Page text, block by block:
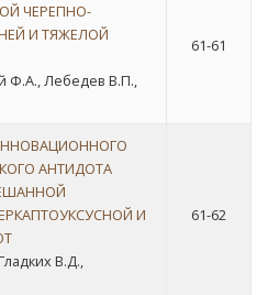
ЧЕРЕПНО-
И ТЯЖЕЛОЙ
Ф.А., Лебедев В.П.,
61-61
АНТИДОТА
И
В.Д.,
61-62